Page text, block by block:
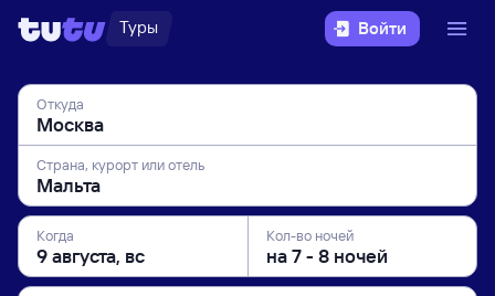
Туры Войти
Откуда
Страна, курорт или отель
Когда Кол-во ночей